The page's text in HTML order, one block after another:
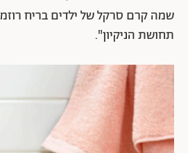
שמה קרם סרקל של ילדים בריח
תחושת הניקיון".